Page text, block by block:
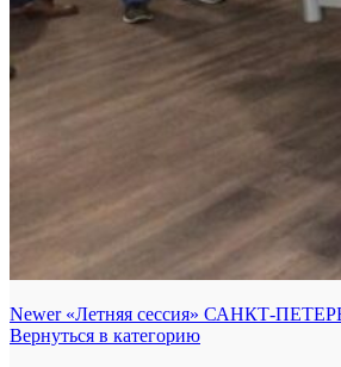
Newer «Летняя сессия» САНКТ-
Вернуться в категорию